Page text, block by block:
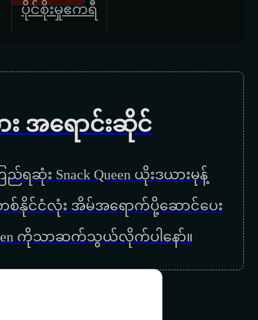
ပိုင်စိုးမှုဧကရီ
အရောင်းဆိုင်
ဆုံး Snack Queen ယိုးဒယားမုန့်
ာတစ်နိုင်ငံလုံး အိမ်အရောက်ပို့ဆောင်ပေး
ကိုသာဆက်သွယ်လိုက်ပါနော်။